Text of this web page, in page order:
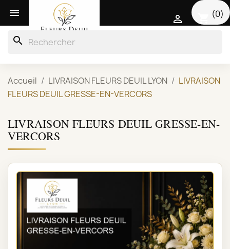
 (0)

search
Accueil LIVRAISON FLEURS DEUIL LYON
LIVRAISON
FLEURS DEUIL GRESSE-EN-VERCORS
LIVRAISON FLEURS DEUIL GRESSE-EN-
VERCORS